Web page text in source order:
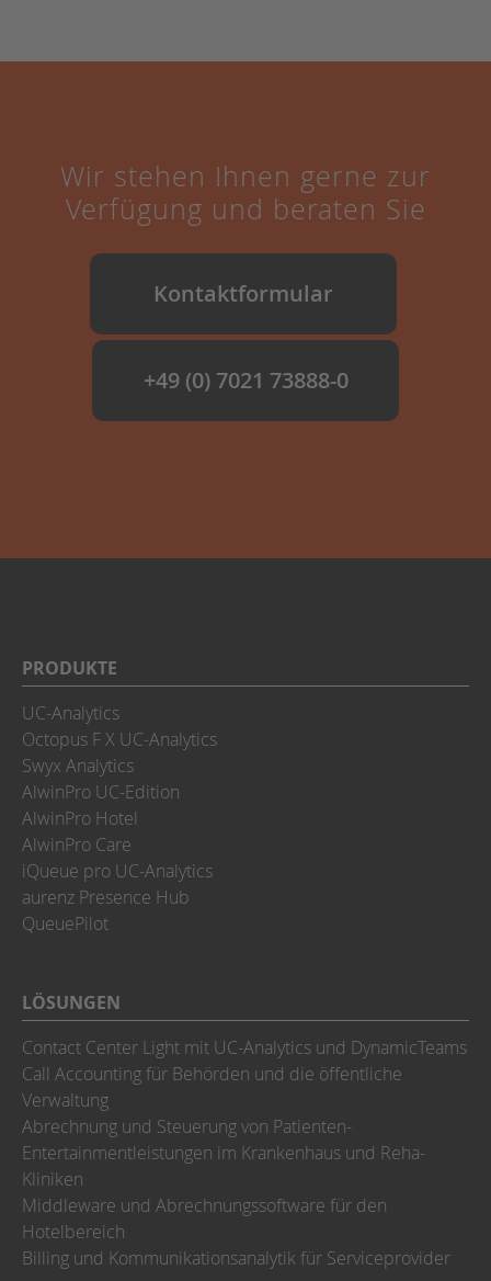
Wir stehen Ihnen gerne zur
Verfügung und beraten Sie
Kontaktformular
+49 (0) 7021 73888-0
PRODUKTE
UC-Analytics
Octopus F X UC-Analytics
Swyx Analytics
AlwinPro UC-Edition
AlwinPro Hotel
AlwinPro Care
iQueue pro UC-Analytics
aurenz Presence Hub
QueuePilot
LÖSUNGEN
Contact Center Light mit UC-Analytics und DynamicTeams
Call Accounting für Behörden und die öffentliche
Verwaltung
Abrechnung und Steuerung von Patienten-
Entertainmentleistungen im Krankenhaus und Reha-
Kliniken
Middleware und Abrechnungssoftware für den
Hotelbereich
Billing und Kommunikationsanalytik für Serviceprovider